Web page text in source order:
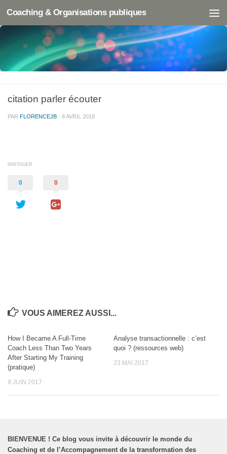
Coaching & Organisations publiques
citation parler écouter
PAR FLORENCEJB · 8 AVRIL 2018
PARTAGER
0 0
VOUS AIMEREZ AUSSI...
How I Became A Full-Time
Coach Less Than Two Years
After Starting My Training
(pratique)
9 JUIN 2017
Analyse transactionnelle : c’est
quoi ? (ressources web)
23 MAI 2017
BIENVENUE ! Ce blog vous invite à découvrir le monde du
Coaching et de l’Accompagnement de la transformation des